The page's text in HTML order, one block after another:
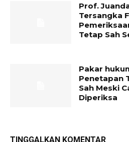
Prof.
Tersangka
Tetap Sah
Pakar
Penetapan
Sah Meski
Diperiksa
TINGGALKAN KOMENTAR